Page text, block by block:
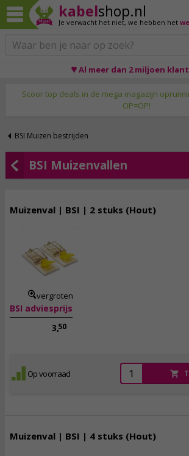
kabelshop.nl
Je verwacht het niet, we hebben het
♥ Al meer dan 2 miljoen
Scoor top deals in de mega magazijn
OP=OP!
BSI Muizen bestrijden
BSI Muizenvallen
Muizenval | BSI | 2 stuks (Hout)
vergroten
BSI adviesprijs
3,50
Op voorraad
Muizenval | BSI | 4 stuks (Hout)